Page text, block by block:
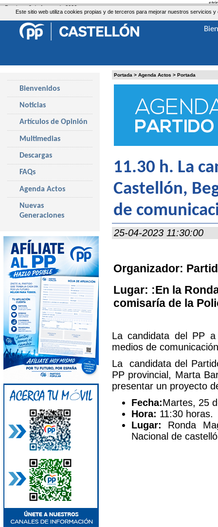
Este sitio web utiliza cookies propias y de terceros para mejorar nuestros servicios
Portada > Agenda Actos > Portada
11.30 h. La
Castellón,
de
25-04-2023 11:30:00
Organizador:
Lugar: :En la
comisaría de la
La candidata del PP
medios de comunicación
La candidata del
PP provincial, Marta
presentar un proyecto
Fecha:Martes, 25
Hora: 11:30 horas.
Lugar: Ronda
Nacional de
Bienvenidos
Noticias
Artículos de Opinión
Multimedias
Descargas
FAQs
Agenda Actos
Nuevas
Generaciones
Domingo, 9 de Agosto de 2026